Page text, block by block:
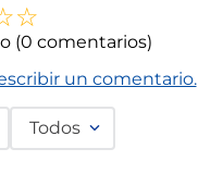
☆
(0 comentarios)
un comentario.
Todos